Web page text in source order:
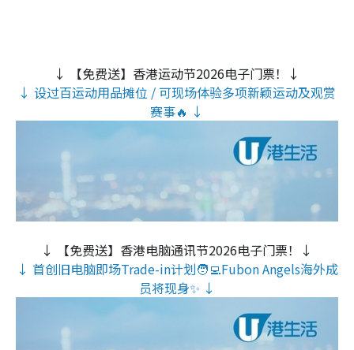
↓ 【免费送】香港运动节2026电子门票！↓
↓ 设过百运动用品摊位 / 可现场体验多项新颖运动及观赏
赛事🔥 ↓
↓ 【免费送】香港电脑通讯节2026电子门票！↓
↓ 首创旧电脑即场Trade-in计划🧑‍💻Fubon Angels海外成
员将现身✨ ↓